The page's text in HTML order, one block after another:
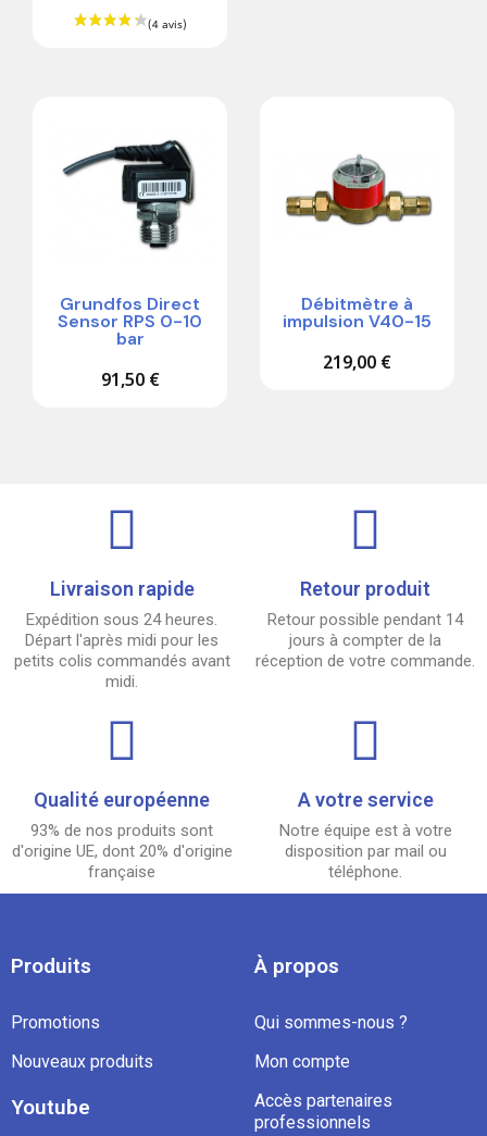
Grundfos Direct
Sensor RPS 0-10
bar
91,50 €
Débitmètre à
impulsion V40-15
219,00 €
Livraison rapide
Expédition sous 24 heures.
Départ l'après midi pour les
petits colis commandés avant
midi.
Retour produit
Retour possible pendant 14
jours à compter de la
réception de votre commande.
Qualité européenne
93% de nos produits sont
d'origine UE, dont 20% d'origine
française
A votre service
Notre équipe est à votre
disposition par mail ou
téléphone.
Produits
Promotions
Nouveaux produits
Youtube
À propos
Qui sommes-nous ?
Mon compte
Accès partenaires
professionnels